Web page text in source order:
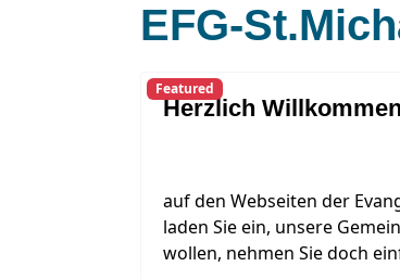
EFG-
Featured
Herzlich Willkommen
auf den Webseiten der
laden Sie ein, unsere
wollen, nehmen Sie doch